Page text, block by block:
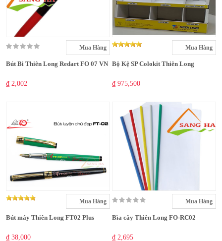
Mua Hàng
Bút Bi Thiên Long Redart FO 07 VN
₫ 2,002
Mua Hàng
Bộ Kệ SP Colokit Thiên Long
₫ 975,500
Mua Hàng
Bút máy Thiên Long FT02 Plus
₫ 38,000
Mua Hàng
Bìa cây Thiên Long FO-RC02
₫ 2,695